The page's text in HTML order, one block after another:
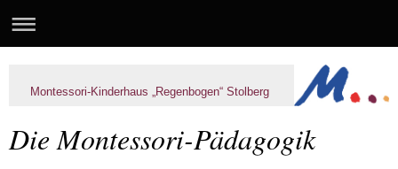
Montessori-Kinderhaus „ Regenbogen“ Stolberg
Die Montessori-Pädagogik